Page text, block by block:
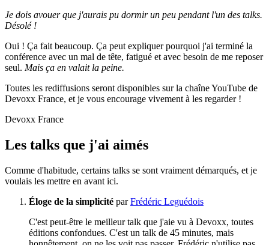
Je dois avouer que j'aurais pu dormir un peu pendant l'un des talks.
Désolé !
Oui ! Ça fait beaucoup. Ça peut expliquer pourquoi j'ai terminé la
conférence avec un mal de tête, fatigué et avec besoin de me reposer
seul. Mais ça en valait la peine.
Toutes les rediffusions seront disponibles sur la chaîne YouTube de
Devoxx France, et je vous encourage vivement à les regarder !
Devoxx France
Les talks que j'ai aimés
Comme d'habitude, certains talks se sont vraiment démarqués, et je
voulais les mettre en avant ici.
Éloge de la simplicité parFrédéric Leguédois
C'est peut-être le meilleur talk que j'aie vu à Devoxx, toutes
éditions confondues. C'est un talk de 45 minutes, mais